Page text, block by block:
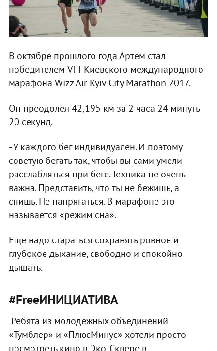
В октябре прошлого года Артем стал
победителем VIII Киевского международного
марафона Wizz Air Kyiv City Marathon 2017.
Он преодолел 42,195 км за 2 часа 24 минуты
20 секунд.
- У каждого бег индивидуален. И поэтому
советую бегать так, чтобы вы сами умели
расслабляться при беге. Техника не очень
важна. Представить, что ты не бежишь, а
спишь. Не напрягаться. В марафоне это
называется «режим сна».
Еще надо стараться сохранять ровное и
глубокое дыхание, свободно и спокойно
дышать.
#FreeИНИЦИАТИВА
Ребята из молодежных объединений
«Тумблер» и «ПлюсМинус» хотели просто
посмотреть кино в Эко-Сквере в